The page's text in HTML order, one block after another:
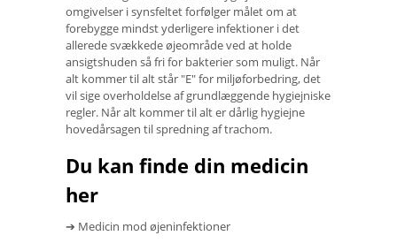
omgivelser i synsfeltet forfølger målet om at
forebygge mindst yderligere infektioner i det
allerede svækkede øjeområde ved at holde
ansigtshuden så fri for bakterier som muligt. Når
alt kommer til alt står "E" for miljøforbedring, det
vil sige overholdelse af grundlæggende hygiejniske
regler. Når alt kommer til alt er dårlig hygiejne
hovedårsagen til spredning af trachom.
Du kan finde din medicin
her
➔ Medicin mod øjeninfektioner